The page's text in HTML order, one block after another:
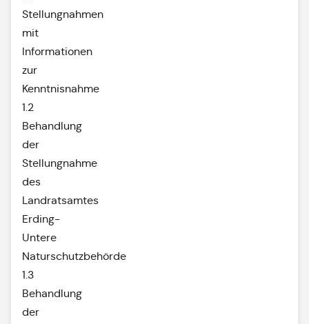
Stellungnahmen
mit
Informationen
zur
Kenntnisnahme
1.2
Behandlung
der
Stellungnahme
des
Landratsamtes
Erding-
Untere
Naturschutzbehörde
1.3
Behandlung
der